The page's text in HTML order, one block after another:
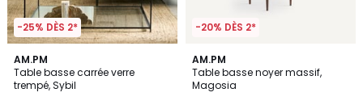
-25% DÈS 2*
AM.PM
Table basse carrée verre
trempé, Sybil
4,7
/ 5
-20% DÈS 2*
AM.PM
Table basse noyer massif,
Magosia
4,6
/ 5